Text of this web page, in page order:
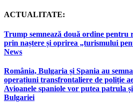
ACTUALITATE:
Trump semnează două ordine pentru
prin naștere și oprirea „turismului
News
România, Bulgaria și Spania au
operațiuni transfrontaliere de poliție
Avioanele spaniole vor putea patrula
Bulgariei